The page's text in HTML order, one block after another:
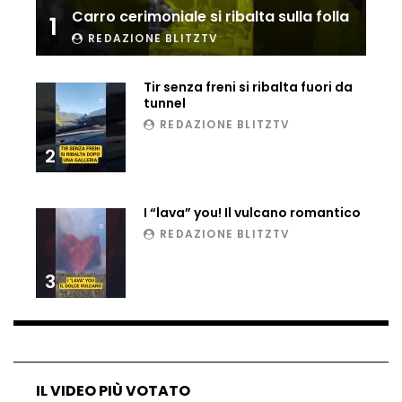
Ucraina, ecco come gli F16 intercettano
i droni russi
Tir bloccato sul passaggio a livello:
treno lo distrugge
all’improvviso
Auto fuori controllo in Guatemala,
Russia sotto zero: fiumi congelati e navi
rompighiaccio a Mosca
1 Carro cerimoniale si ribalta sulla folla
REDAZIONE BLITZTV
2
Tir senza freni si ribalta fuori da
tunnel
REDAZIONE BLITZTV
3
I “lava” you! Il vulcano romantico
REDAZIONE BLITZTV
IL VIDEO PIÙ VOTATO